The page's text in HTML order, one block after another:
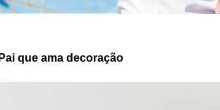
Pai que ama decoração